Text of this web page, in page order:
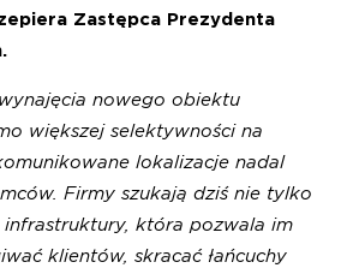
Zastępca Prezydenta
nowego obiektu
większej selektywności na
lokalizacje nadal
Firmy szukają dziś nie tylko
infrastruktury, która pozwala im
klientów, skracać łańcuchy